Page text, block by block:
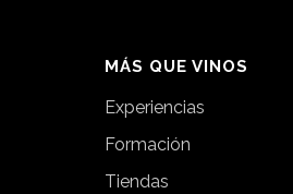
MÁS QUE VINOS
Experiencias
Formación
Tiendas